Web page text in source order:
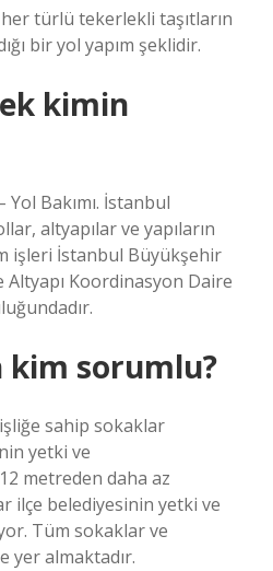
türlü tekerlekli taşıtların
bir yol yapım şeklidir.
kimin
Bakımı. İstanbul
altyapılar ve yapıların
işleri İstanbul Büyükşehir
Altyapı Koordinasyon Daire
kim sorumlu?
sahip sokaklar
yetki ve
metreden daha az
ilçe belediyesinin yetki ve
Tüm sokaklar ve
yer almaktadır.